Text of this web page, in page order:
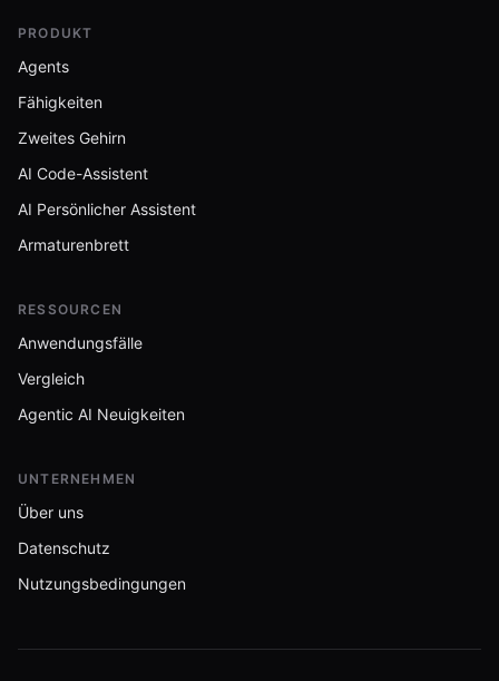
PRODUKT
Agents
Fähigkeiten
Zweites Gehirn
AI Code-Assistent
AI Persönlicher Assistent
Armaturenbrett
RESSOURCEN
Anwendungsfälle
Vergleich
Agentic AI Neuigkeiten
UNTERNEHMEN
Über uns
Datenschutz
Nutzungsbedingungen